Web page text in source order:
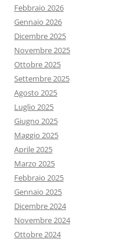
Febbraio 2026
Gennaio 2026
Dicembre 2025
Novembre 2025
Ottobre 2025
Settembre 2025
Agosto 2025
Luglio 2025
Giugno 2025
Maggio 2025
Aprile 2025
Marzo 2025
Febbraio 2025
Gennaio 2025
Dicembre 2024
Novembre 2024
Ottobre 2024